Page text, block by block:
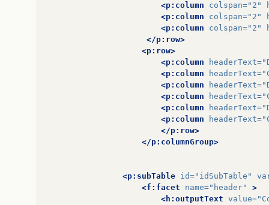
<p:column
colspan="2"
<p:column
colspan="2"
<p:column
colspan="2"
</p:row>
<p:row>
<p:column
headerText=
<p:column
headerText=
<p:column
headerText=
<p:column
headerText=
<p:column
headerText=
<p:column
headerText=
</p:row>
</p:columnGroup>
<p:subTable id="idSubTable"
<f:facet
name="header"
>
<h:outputText value=